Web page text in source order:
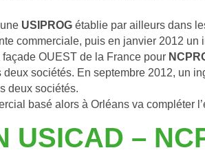
USIPROG établie par ailleurs dans
commerciale, puis en janvier 2012
OUEST de la France pour
sociétés. En septembre 2012, un
deux sociétés.
basé alors à Orléans va compléter
USICAD –